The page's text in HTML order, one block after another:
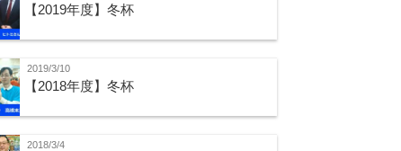
【2019年度】冬杯
2019/3/10
【2018年度】冬杯
2018/3/4